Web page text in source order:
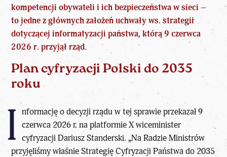
kompetencji obywatelii ich bezpieczeństwa w sieci –
to jedne z głównych założeń uchwały ws. strategii
dotyczącej informatyzacji państwa, którą 9 czerwca
2026 r. przyjął rząd.
Plan cyfryzacji Polski do 2035
roku
I nformację o decyzji rządu w tej sprawie przekazał 9
czerwca 2026 r. na platformie X wiceminister
cyfryzacji Dariusz Standerski. „Na Radzie Ministrów
przyjęliśmy właśnie Strategię Cyfryzacji Państwa do 2035